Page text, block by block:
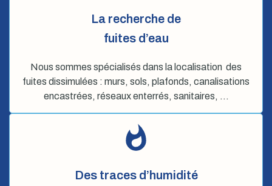
La recherche de
fuites d’eau
Nous sommes spécialisés dans la localisation des
fuites dissimulées : murs, sols, plafonds, canalisations
encastrées, réseaux enterrés, sanitaires, …
Des traces d’humidité